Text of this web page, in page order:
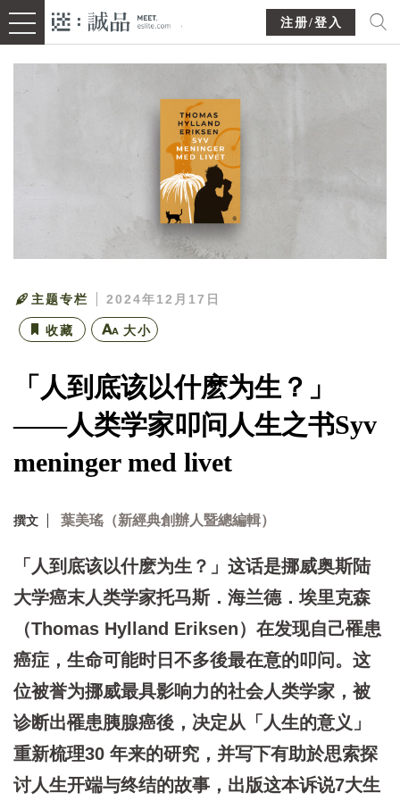
注册/登入
主题专栏 2024年12月17日
收藏 大小
「人到底该以什麽为生？」
——人类学家叩问人生之书Syv
meninger med livet
撰文 葉美瑤（新經典創辦人暨總編輯）
「人到底该以什麽为生？」这话是挪威奥斯陆
大学癌末人类学家托马斯．海兰德．埃里克森
（Thomas Hylland Eriksen）在发现自己罹患
癌症，生命可能时日不多後最在意的叩问。这
位被誉为挪威最具影响力的社会人类学家，被
诊断出罹患胰腺癌後，决定从「人生的意义」
重新梳理30 年来的研究，并写下有助於思索探
讨人生开端与终结的故事，出版这本诉说7大生